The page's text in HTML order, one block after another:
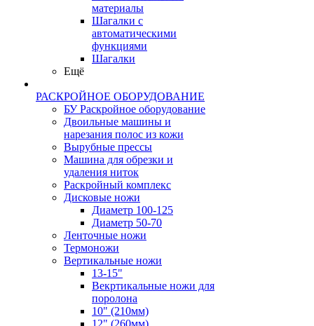
материалы
Шагалки с
автоматическими
функциями
Шагалки
Ещё
РАСКРОЙНОЕ ОБОРУДОВАНИЕ
БУ Раскройное оборудование
Двоильные машины и
нарезания полос из кожи
Вырубные прессы
Машина для обрезки и
удаления ниток
Раскройный комплекс
Дисковые ножи
Диаметр 100-125
Диаметр 50-70
Ленточные ножи
Термоножи
Вертикальные ножи
13-15"
Векртикальные ножи для
поролона
10" (210мм)
12" (260мм)